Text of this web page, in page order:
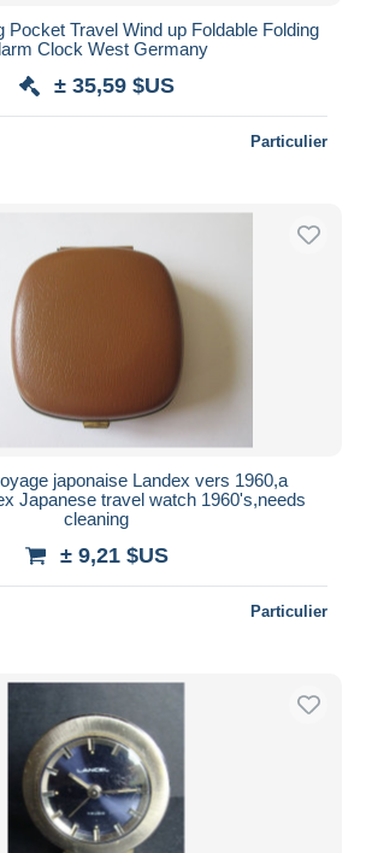
Pocket Travel Wind up Foldable Folding
Clock West Germany
± 35,59 $US
Particulier
japonaise Landex vers 1960,a
Japanese travel watch 1960's,needs
cleaning
± 9,21 $US
Particulier